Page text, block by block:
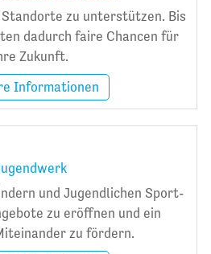
zu unterstützen. Bis
dadurch faire Chancen für
Zukunft.
Informationen
und Jugendlichen Sport-
zu eröffnen und ein
zu fördern.